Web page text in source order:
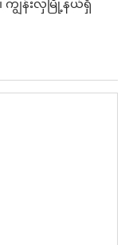
ကျွန်းလှမြို့နယ်ရှိ